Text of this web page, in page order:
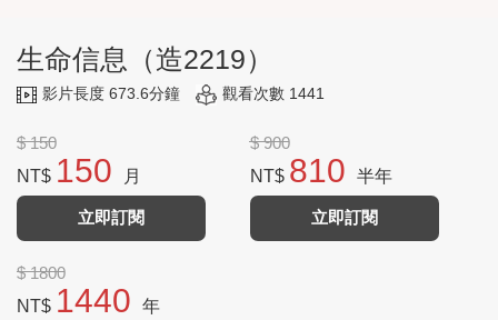
生命信息（造2219）
影片長度 673.6分鐘 觀看次數 1441
$ 150
NT$ 150 月
立即訂閱
$ 900
NT$ 810 半年
立即訂閱
$ 1800
NT$ 1440 年